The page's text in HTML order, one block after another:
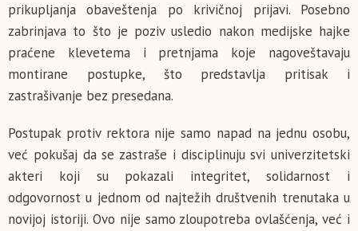
prikupljanja obaveštenja po krivičnoj prijavi. Posebno
zabrinjava to što je poziv usledio nakon medijske hajke
praćene klevetema i pretnjama koje nagoveštavaju
montirane postupke, što predstavlja pritisak i
zastrašivanje bez presedana.
Postupak protiv rektora nije samo napad na jednu osobu,
već pokušaj da se zastraše i disciplinuju svi univerzitetski
akteri koji su pokazali integritet, solidarnost i
odgovornost u jednom od najtežih društvenih trenutaka u
novijoj istoriji. Ovo nije samo zloupotreba ovlašćenja, već i